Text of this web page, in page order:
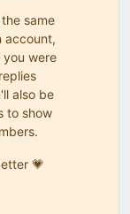
same
account,
were
also be
to show
💗